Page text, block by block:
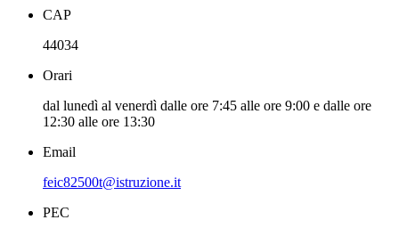
CAP
44034
Orari
dal lunedì al venerdì dalle ore 7:45 alle ore 9:00 e dalle ore
12:30 alle ore 13:30
Email
feic82500t@istruzione.it
PEC